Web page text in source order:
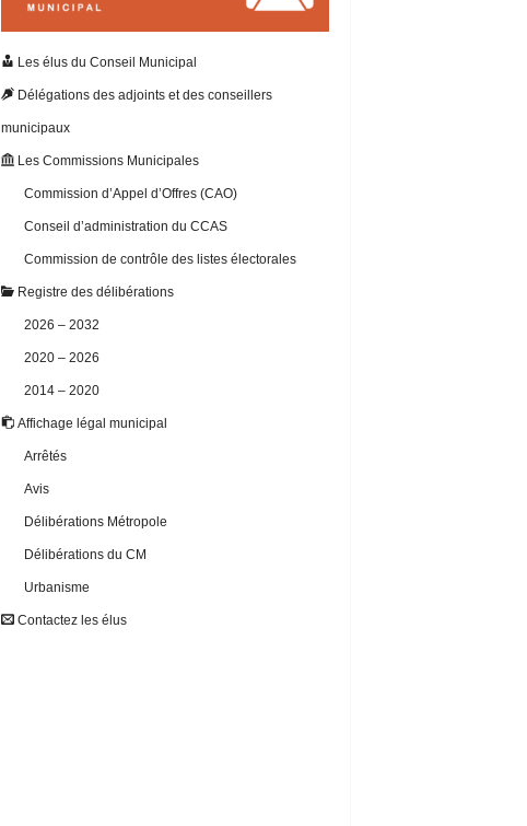
Les élus du Conseil Municipal
Délégations des adjoints et des conseillers
municipaux
Les Commissions Municipales
Commission d’Appel d’Offres (CAO)
Conseil d’administration du CCAS
Commission de contrôle des listes électorales
Registre des délibérations
2026 – 2032
2020 – 2026
2014 – 2020
Affichage légal municipal
Arrêtés
Avis
Délibérations Métropole
Délibérations du CM
Urbanisme
Contactez les élus